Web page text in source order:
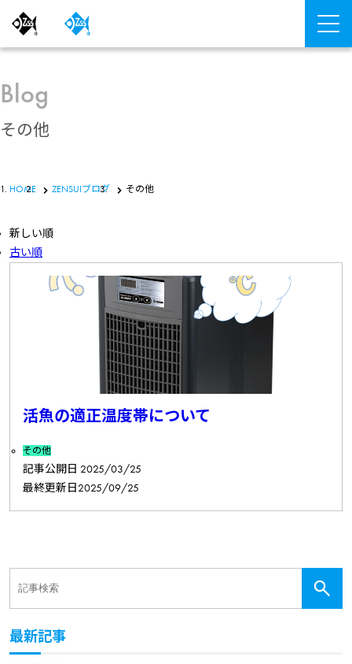
Blog
その他
HOME ZENSUIブログ その他
新しい順
古い順
活魚の適正温度帯について
その他
記事公開日 2025/03/25
最終更新日 2025/09/25
最新記事